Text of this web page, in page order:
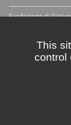
Fundazione di
Crédits et
This
control